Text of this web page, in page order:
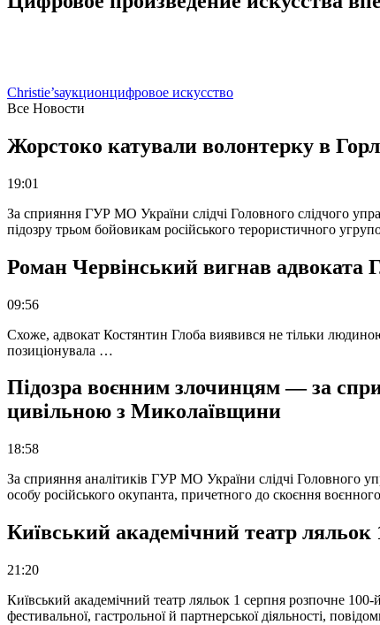
Christie’sаукционцифровое искусство
Все Новости
Жорстоко катували волонтерку в
19:01
За сприяння ГУР МО України слідчі Головного слідчого
підозру трьом бойовикам російського терористичного
Роман Червінський вигнав адвоката
09:56
Схоже, адвокат Костянтин Глоба виявився не тільки
позиціонувала …
Підозра воєнним злочинцям — за
цивільною з Миколаївщини
18:58
За сприяння аналітиків ГУР МО України слідчі Головного
особу російського окупанта, причетного до скоєння
Київський академічний театр ляльок
21:20
Київський академічний театр ляльок 1 серпня розпочне
фестивальної, гастрольної й партнерської діяльності,